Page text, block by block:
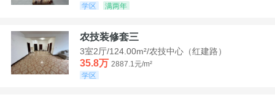
学区
满两年
农技装修套三
3室2厅/124.00m²/农技中心（红建路）
35.8万 2887.1元/m²
学区